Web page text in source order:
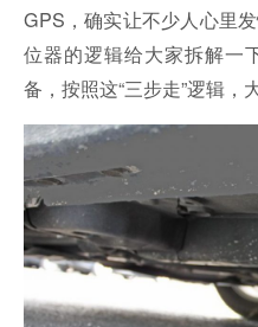
GPS，确实让不少人心里
位器的逻辑给大家拆解一
备，按照这“三步走”逻辑，